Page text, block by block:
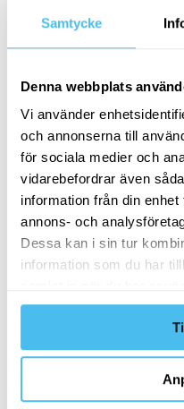
Samtycke
Denna webbplats
Vi använder
och annonserna till
för sociala medier och
vidarebefordrar även
information från din
annons- och
Dessa kan i sin tur
information som du har
Meddelande(Valfri)
Jag samtycker till
Jag samtycker till
i